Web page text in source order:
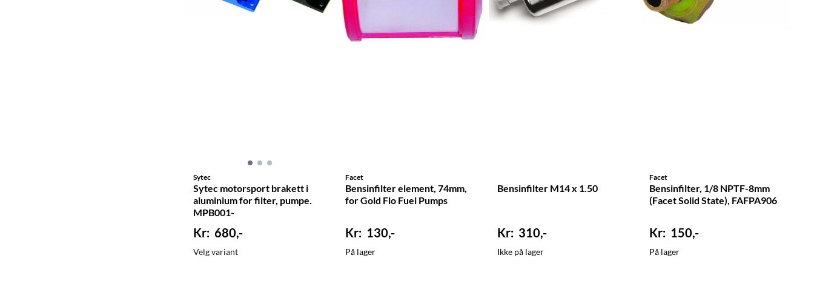
Sytec
Sytec motorsport brakett i
aluminium for filter, pumpe.
MPB001-
680,-
Velg variant
Facet
Bensinfilter element, 74mm,
for Gold Flo Fuel Pumps
130,-
På lager
Bensinfilter M14 x 1.50
310,-
Ikke på lager
Facet
Bensinfilter, 1/8 NPTF-8mm
(Facet Solid State), FAFPA906
150,-
På lager